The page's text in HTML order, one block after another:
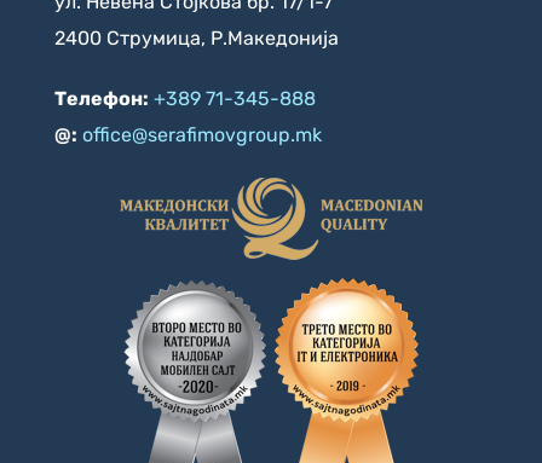
2400 Струмица, Р.Македонија
Телефон: +389 71-345-888
@: office@serafimovgroup.mk